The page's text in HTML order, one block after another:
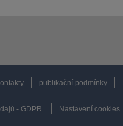
publikační podmínky
- GDPR Nastavení cookies